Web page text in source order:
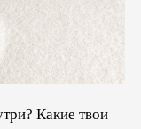
Какие твои